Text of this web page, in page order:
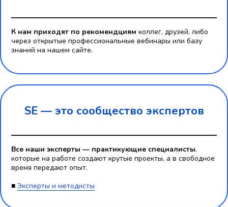
К нам приходят по рекомендциям коллег, друзей, либо
через открытые профессиональные вебинары или базу
знаний на нашем сайте.
SE — это сообщество экспертов
Все наши эксперты — практикующие специалисты,
которые на работе создают крутые проекты, а в свободное
время передают опыт.
■ Эксперты и методисты